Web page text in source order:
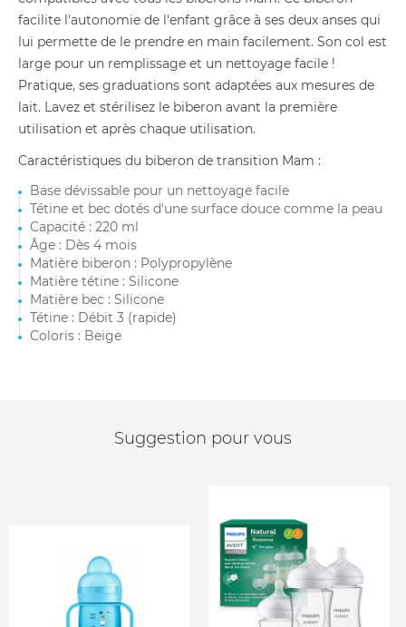
facilite l'autonomie de l'enfant grâce à ses deux anses qui
lui permette de le prendre en main facilement. Son col est
large pour un remplissage et un nettoyage facile !
Pratique, ses graduations sont adaptées aux mesures de
lait. Lavez et stérilisez le biberon avant la première
utilisation et après chaque utilisation.
Caractéristiques du biberon de transition Mam :
Base dévissable pour un nettoyage facile
Tétine et bec dotés d'une surface douce comme la peau
Capacité : 220 ml
Âge : Dès 4 mois
Matière biberon : Polypropylène
Matière tétine : Silicone
Matière bec : Silicone
Tétine : Débit 3 (rapide)
Coloris : Beige
Suggestion pour vous